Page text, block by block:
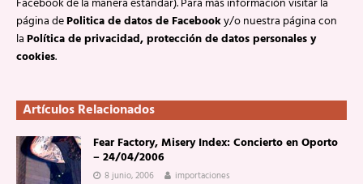
página dePolitica de datos de Facebooky/o nuestra página con
laPolítica de privacidad, protección de datos personales y
cookies.
Artículos Relacionados
Fear Factory, Misery Index: Concierto en Oporto
– 24/04/2006
8 junio, 2006 importaciones